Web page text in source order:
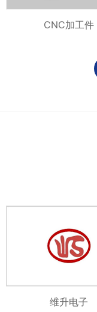
CNC加工件
维升电子